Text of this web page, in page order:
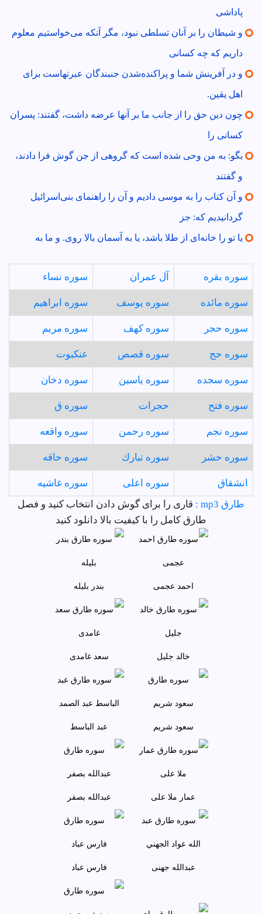
پاداشى
و شيطان را بر آنان تسلطى نبود، مگر آنكه مى‌خواستيم معلوم
داريم كه چه كسانى
و در آفرينش شما و پراكنده‌شدن جنبندگان عبرتهاست براى
اهل يقين.
چون دين حق را از جانب ما بر آنها عرضه داشت، گفتند: پسران
كسانى را
بگو: به من وحى شده است كه گروهى از جن گوش فرا دادند،
و گفتند
و آن كتاب را به موسى داديم و آن را راهنماى بنى‌اسرائيل
گردانيديم كه: جز
يا تو را خانه‌اى از طلا باشد، يا به آسمان بالا روى. و ما به
سوره بقره آل عمران سوره نساء
سوره مائده سوره يوسف سوره ابراهيم
سوره حجر سوره كهف سوره مريم
سوره حج سوره قصص عنكبوت
سوره سجده سوره ياسين سوره دخان
سوره فتح حجرات سوره ق
سوره نجم سوره رحمن سوره واقعه
سوره حشر سوره تبارك سوره حاقه
انشقاق سوره اعلى
سوره غاشيه
طارق mp3 :
قاری را برای گوش دادن انتخاب کنید و فصل
طارق کامل را با کیفیت بالا دانلود کنید
احمد عجمى بندر بليله
خالد جليل سعد غامدی
سعود شريم عبد الباسط
عمار ملا علی عبدالله بصفر
عبدالله جهنی فارس عباد